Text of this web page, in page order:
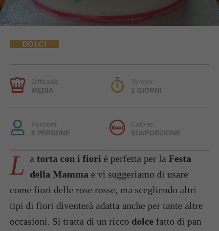
DOLCI
Difficoltà:
MEDIA
Tempo:
1 GIORNI
Porzioni:
8 PERSONE
Calorie:
510/PORZIONE
L a torta con i fiori è perfetta per la Festa
della Mamma e vi suggeriamo di usare
come fiori delle rose rosse, ma scegliendo altri
tipi di fiori diventerà adatta anche per tante altre
occasioni. Si tratta di un ricco dolce fatto di pan